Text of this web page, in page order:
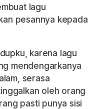
lagu
pesannya kepada
karena lagu
mendengarkanya
serasa
oleh orang
pasti punya sisi